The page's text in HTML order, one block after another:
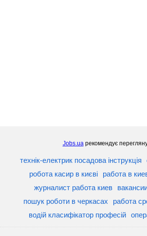
Jobs.uaрекомендує
технік-електрик посадова інструкція
робота касир в києві
работа в
журналист работа киев
пошук роботи в черкасах
работа
водій класифікатор професій